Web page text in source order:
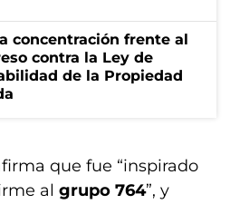
concentración frente al
contra la Ley de
de la Propiedad
que fue “inspirado
al grupo 764”, y